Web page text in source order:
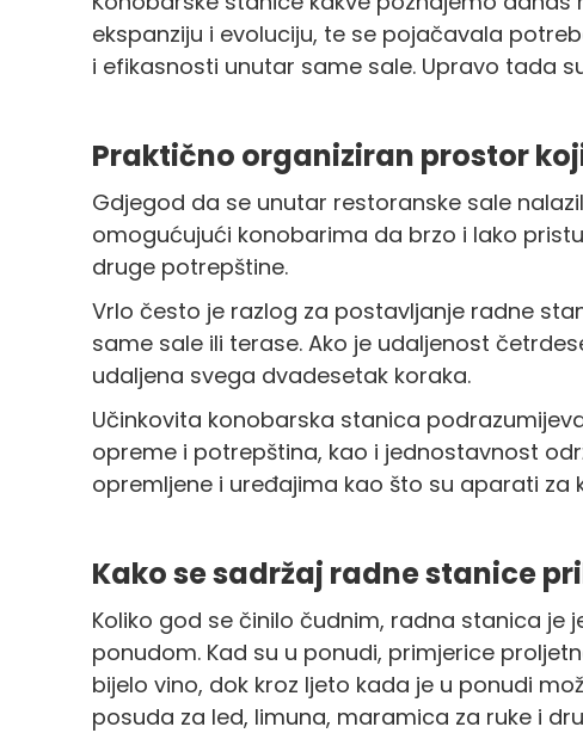
ekspanziju i evoluciju, te se pojačavala
i efikasnosti unutar same sale. Upravo tada
Praktično organiziran prostor
Gdjegod da se unutar restoranske sale
omogućujući konobarima da brzo i lako
druge potrepštine.
Vrlo često je razlog za postavljanje radne
same sale ili terase. Ako je udaljenost
udaljena svega dvadesetak koraka.
Učinkovita konobarska stanica
opreme i potrepština, kao i jednostavnost
opremljene i uređajima kao što su aparati za
Kako se sadržaj radne stanice
Koliko god se činilo čudnim, radna stanica je
ponudom. Kad su u ponudi, primjerice
bijelo vino, dok kroz ljeto kada je u ponudi
posuda za led, limuna, maramica za ruke i